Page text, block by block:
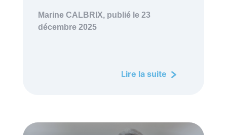
Marine CALBRIX, publié le 23
décembre 2025
Lire la suite